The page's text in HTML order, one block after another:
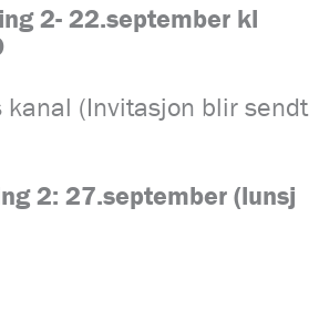
2- 22.september kl
kanal (Invitasjon blir sendt
2: 27.september (lunsj